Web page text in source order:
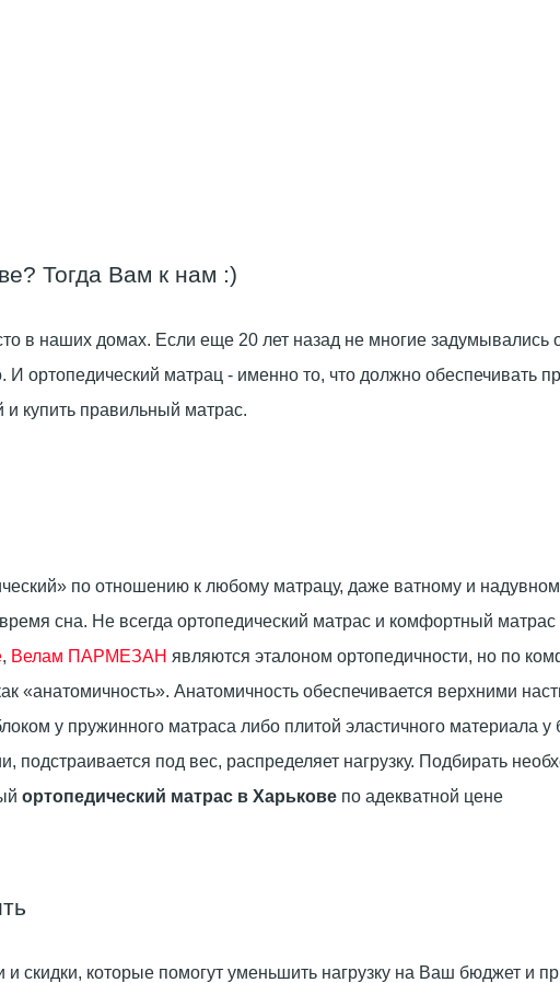
Тогда Вам к нам :)
в наших домах. Если еще 20 лет назад не многие задумывались
И ортопедический матрац - именно то, что должно обеспечивать
купить правильный матрас.
по отношению к любому матрацу, даже ватному и
сна. Не всегда ортопедический матрас и комфортный
, Велам ПАРМЕЗАН являются эталоном ортопедичности, но по
«анатомичность». Анатомичность обеспечивается верхними
у пружинного матраса либо плитой эластичного материала у
под вес, распределяет нагрузку. Подбирать
ортопедический матрас в Харькове по адекватной цене
скидки, которые помогут уменьшить нагрузку на Ваш бюджет и